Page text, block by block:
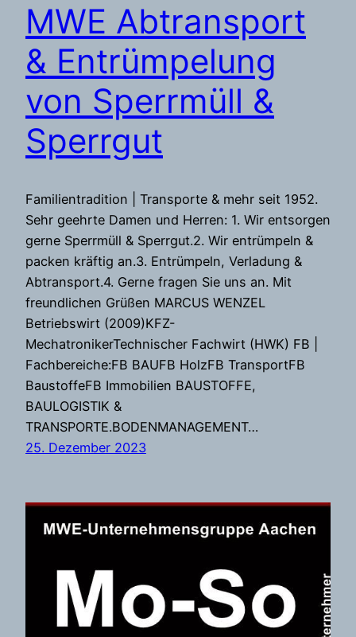
MWE Abtransport
& Entrümpelung
von Sperrmüll &
Sperrgut
Familientradition | Transporte & mehr seit 1952.
Sehr geehrte Damen und Herren: 1. Wir entsorgen
gerne Sperrmüll & Sperrgut.2. Wir entrümpeln &
packen kräftig an.3. Entrümpeln, Verladung &
Abtransport.4. Gerne fragen Sie uns an. Mit
freundlichen Grüßen MARCUS WENZEL
Betriebswirt (2009)KFZ-
MechatronikerTechnischer Fachwirt (HWK) FB |
Fachbereiche:FB BAUFB HolzFB TransportFB
BaustoffeFB Immobilien BAUSTOFFE,
BAULOGISTIK &
TRANSPORTE.BODENMANAGEMENT…
25. Dezember 2023